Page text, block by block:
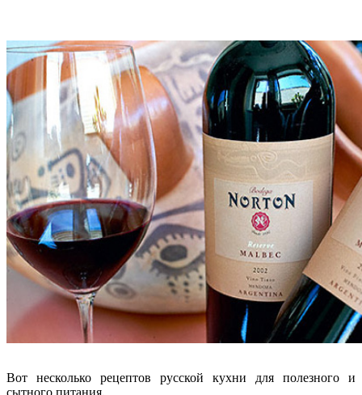
Вот несколько рецептов русской кухни для полезного и
сытного питания.